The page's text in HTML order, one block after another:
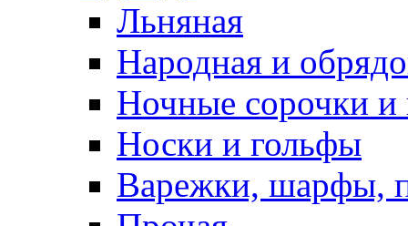
Льняная
Народная и
Ночные сорочки
Носки и гольфы
Варежки, шарфы,